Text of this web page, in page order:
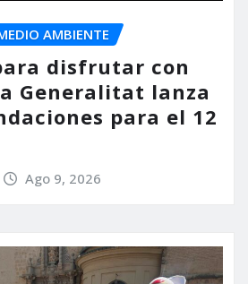
AMBIENTE
disfrutar con
Generalitat lanza
para el 12
Ago 9, 2026